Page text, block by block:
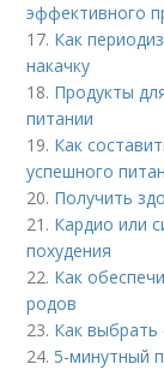
эффективного
17. Как
накачку
18. Продукты
питании
19. Как
успешного
20. Получить
21. Кардио или
похудения
22. Как
родов
23. Как выбрать
24. 5-минутный